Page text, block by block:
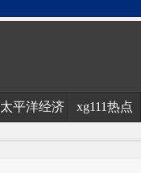
太平洋经济 xg111热点